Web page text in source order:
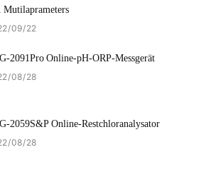
Mutilaprameters
09 22
2091Pro Online-pH-ORP-Messgerät
08 28
2059S&P Online-Restchloranalysator
08 28